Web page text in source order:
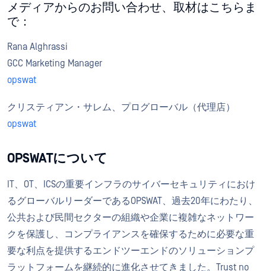
メディアからのお問い合わせ、取材はこちらま
で：
Rana Alghrassi
GCC Marketing Manager
opswat
クリスティアン・サレム、プログローバル（代理店）
opswat
OPSWATについて
IT、OT、ICSの重要インフラのサイバーセキュリティにおけ
るグローバルリーダーであるOPSWAT、過去20年にわたり、
公共および民間セクターの組織や企業に複雑なネットワー
クを保護し、コンプライアンスを確保するために必要な重
要な利点を提供するエンドツーエンドのソリューションプ
ラットフォームを継続的に進化させてきました。Trust no